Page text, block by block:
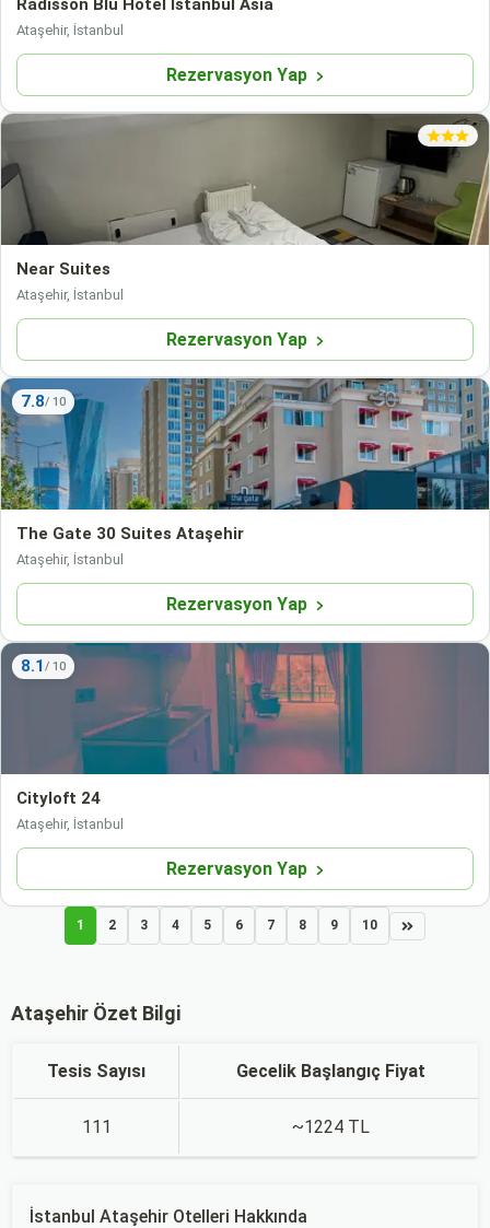
Radisson Blu Hotel Istanbul Asia
Ataşehir, İstanbul
Rezervasyon Yap
Near Suites
Ataşehir, İstanbul
Rezervasyon Yap
7.8
The Gate 30 Suites Ataşehir
Ataşehir, İstanbul
Rezervasyon Yap
8.1
Cityloft 24
Ataşehir, İstanbul
Rezervasyon Yap
1 2 3 4 5 6 7 8 9 10
Ataşehir Özet Bilgi
Tesis Sayısı Gecelik Başlangıç Fiyat
111 ~1224 TL
İstanbul Ataşehir Otelleri Hakkında